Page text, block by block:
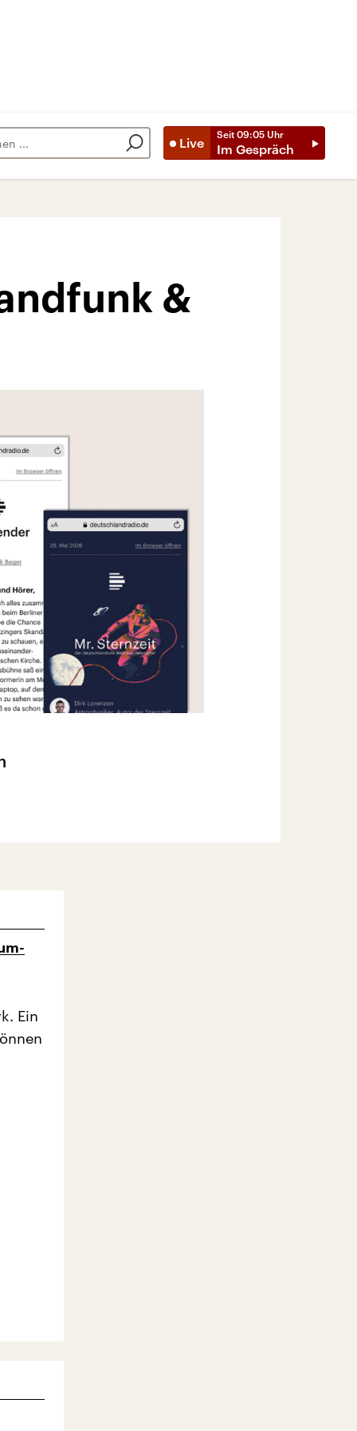
Live
Seit 09:05 Uhr
Im Gespräch
&
Ein